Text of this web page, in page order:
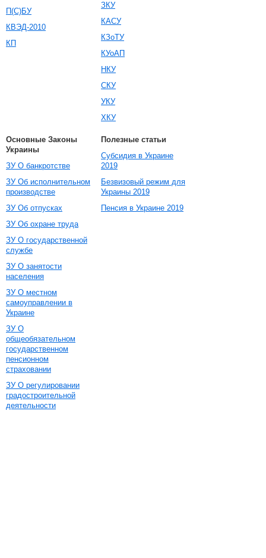
П(С)БУ
КВЭД-2010
КП
ЗКУ
КАСУ
КЗоТУ
КУоАП
НКУ
СКУ
УКУ
ХКУ
Основные Законы
Украины
ЗУ О банкротстве
ЗУ Об исполнительном
производстве
ЗУ Об отпусках
ЗУ Об охране труда
ЗУ О государственной
службе
ЗУ О занятости
населения
ЗУ О местном
самоуправлении в
Украине
ЗУ О
общеобязательном
государственном
пенсионном
страховании
ЗУ О регулировании
градостроительной
деятельности
Полезные статьи
Субсидия в Украине
2019
Безвизовый режим для
Украины 2019
Пенсия в Украине 2019